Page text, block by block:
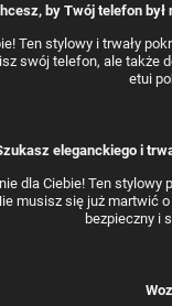
by Twój telefon
Ten stylowy i trwały
swój telefon, ale
etui
eleganckiego i
dla Ciebie! Ten
musisz się już
bezpieczny i